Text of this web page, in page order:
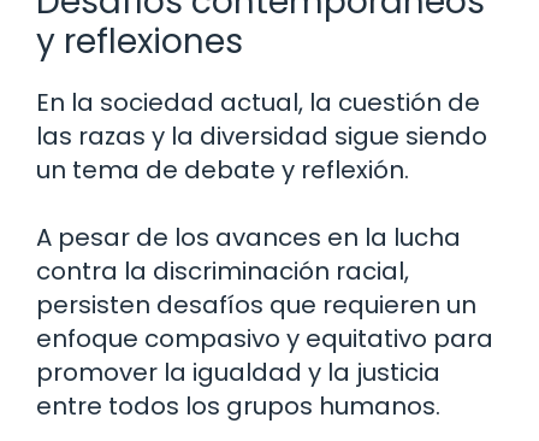
y reflexiones
En la sociedad actual, la cuestión de
las razas y la diversidad sigue siendo
un tema de debate y reflexión.
A pesar de los avances en la lucha
contra la discriminación racial,
persisten desafíos que requieren un
enfoque compasivo y equitativo para
promover la igualdad y la justicia
entre todos los grupos humanos.